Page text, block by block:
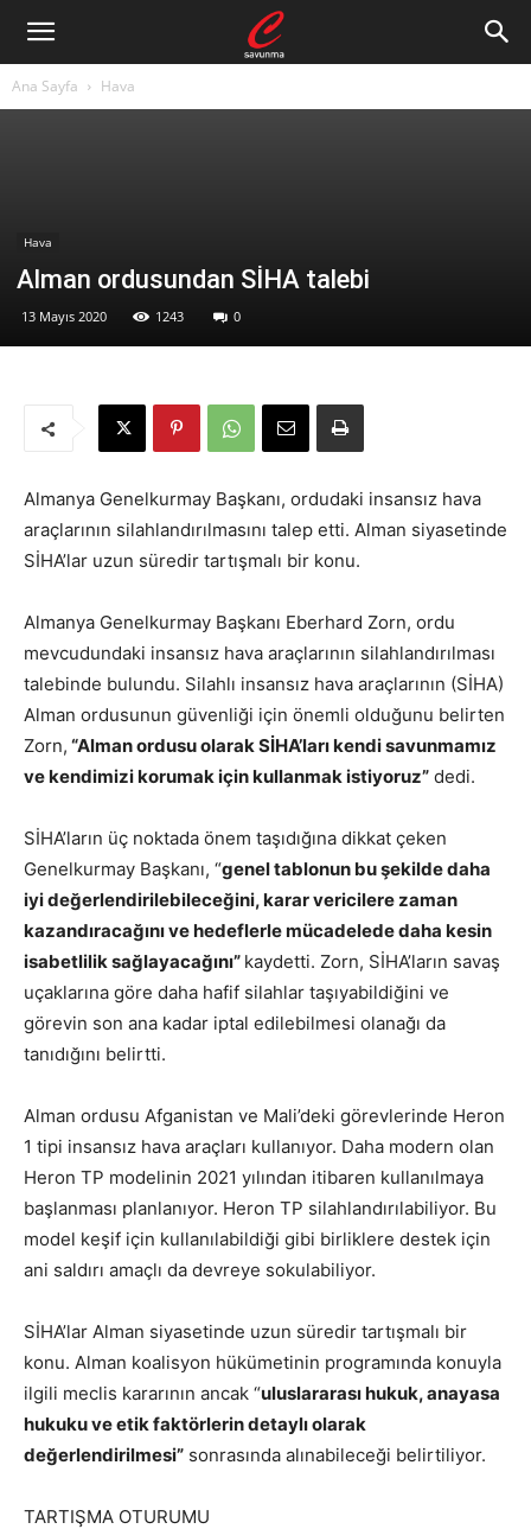
Ana Sayfa Hava
Hava
Alman ordusundan SİHA talebi
13 Mayıs 2020 1243 0
Almanya Genelkurmay Başkanı, ordudaki insansız hava
araçlarının silahlandırılmasını talep etti. Alman siyasetinde
SİHA’lar uzun süredir tartışmalı bir konu.
Almanya Genelkurmay Başkanı Eberhard Zorn, ordu
mevcudundaki insansız hava araçlarının silahlandırılması
talebinde bulundu. Silahlı insansız hava araçlarının (SİHA)
Alman ordusunun güvenliği için önemli olduğunu belirten
Zorn, “Alman ordusu olarak SİHA’ları kendi savunmamız
ve kendimizi korumak için kullanmak istiyoruz” dedi.
SİHA’ların üç noktada önem taşıdığına dikkat çeken
Genelkurmay Başkanı, “genel tablonun bu şekilde daha
iyi değerlendirilebileceğini, karar vericilere zaman
kazandıracağını ve hedeflerle mücadelede daha kesin
isabetlilik sağlayacağını” kaydetti. Zorn, SİHA’ların savaş
uçaklarına göre daha hafif silahlar taşıyabildiğini ve
görevin son ana kadar iptal edilebilmesi olanağı da
tanıdığını belirtti.
Alman ordusu Afganistan ve Mali’deki görevlerinde Heron
1 tipi insansız hava araçları kullanıyor. Daha modern olan
Heron TP modelinin 2021 yılından itibaren kullanılmaya
başlanması planlanıyor. Heron TP silahlandırılabiliyor. Bu
model keşif için kullanılabildiği gibi birliklere destek için
ani saldırı amaçlı da devreye sokulabiliyor.
SİHA’lar Alman siyasetinde uzun süredir tartışmalı bir
konu. Alman koalisyon hükümetinin programında konuyla
ilgili meclis kararının ancak “uluslararası hukuk, anayasa
hukuku ve etik faktörlerin detaylı olarak
değerlendirilmesi” sonrasında alınabileceği belirtiliyor.
TARTIŞMA OTURUMU